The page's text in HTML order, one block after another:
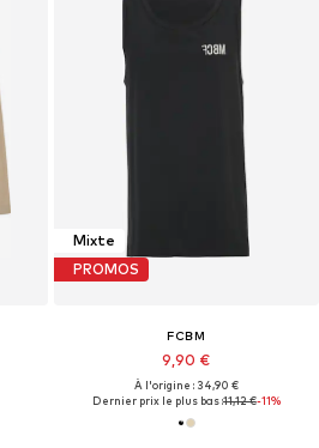
Mixte
PROMOS
FCBM
9,90 €
À l'origine : 34,90 €
Dernier prix le plus bas :11,12 €-11%